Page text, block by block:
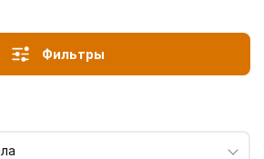
Фильтры